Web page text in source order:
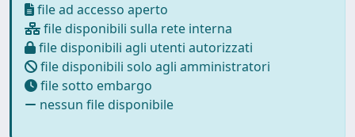
file ad accesso aperto
file disponibili sulla rete interna
file disponibili agli utenti autorizzati
file disponibili solo agli amministratori
file sotto embargo
nessun file disponibile